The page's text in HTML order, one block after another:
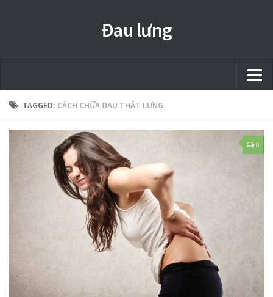
Đau lưng
Trang chủ
Thảo mộc
Shop
Jianfei
Baby
TAGGED: CÁCH CHỮA ĐAU THẮT LƯNG
0